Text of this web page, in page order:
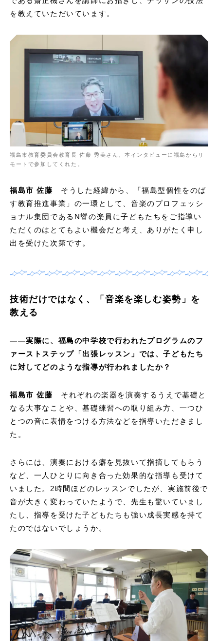
を教えていただいています。
福島市教育委員会教育長 佐藤 秀美さん。本インタビューに福島からリ
モートで参加してくれた。
福島市 佐藤
そうした経緯から、「福島型個性をのば
す教育推進事業」の一環として、音楽のプロフェッシ
ョナル集団であるN響の楽員に子どもたちをご指導い
ただくのはとてもよい機会だと考え、ありがたく申し
出を受けた次第です。
技術だけではなく、「音楽を楽しむ姿勢」を
教える
——実際に、福島の中学校で行われたプログラムのフ
ァーストステップ「出張レッスン」では、子どもたち
に対してどのような指導が行われましたか？
福島市 佐藤
それぞれの楽器を演奏するうえで基礎と
なる大事なことや、基礎練習への取り組み方、一つひ
とつの音に表情をつける方法などを指導いただきまし
た。
さらには、演奏における癖を見抜いて指摘してもらう
など、一人ひとりに向き合った効果的な指導も受けて
いました。2時間ほどのレッスンでしたが、実施前後で
音が大きく変わっていたようで、先生も驚いていまし
たし、指導を受けた子どもたちも強い成長実感を持て
たのではないでしょうか。